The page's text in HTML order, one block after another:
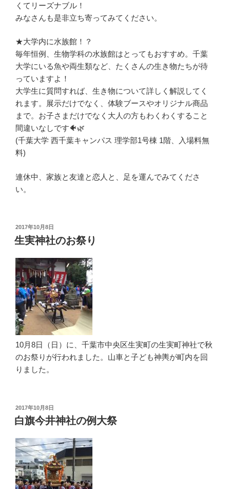
くてリーズナブル！
みなさんも是非立ち寄ってみてください。
★大学内に水族館！？
毎年恒例、生物学科の水族館はとってもおすすめ。千葉
大学にいる魚や両生類など、たくさんの生き物たちが待
っていますよ！
大学生に質問すれば、生き物について詳しく解説してく
れます。展示だけでなく、体験ブースやオリジナル商品
まで。お子さまだけでなく大人の方もわくわくすること
間違いなしです🐠🌿
(千葉大学 西千葉キャンパス 理学部1号棟 1階、入場料無
料)
連休中、家族と友達と恋人と、足を運んでみてくださ
い。
投
稿
日:
2017年10月8日
生実神社のお祭り
10月8日（日）に、千葉市中央区生実町の生実町神社で秋
のお祭りが行われました。山車と子ども神輿が町内を回
りました。
投
稿
日:
2017年10月8日
白旗今井神社の例大祭